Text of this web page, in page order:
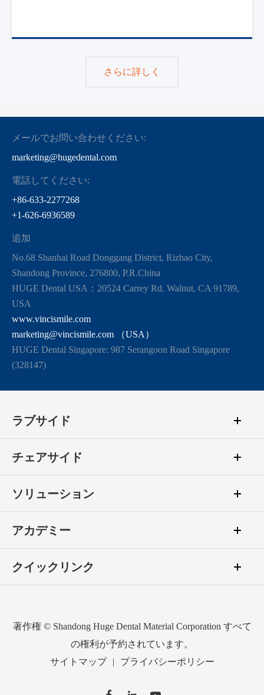
さらに詳しく
メールでお問い合わせください:
marketing@hugedental.com
電話してください:
+86-633-2277268
+1-626-6936589
追加
No.68 Shanhai Road Donggang District, Rizhao City,
Shandong Province, 276800, P.R.China
HUGE Dental USA：20524 Carrey Rd. Walnut, CA 91789,
USA
www.vincismile.com
marketing@vincismile.com （USA）
HUGE Dental Singapore: 987 Serangoon Road Singapore
(328147)
ラブサイド
チェアサイド
ソリューション
アカデミー
クイックリンク
著作権 © Shandong Huge Dental Material Corporationすべて
の権利が予約されています。
サイトマップ
プライバシーポリシー